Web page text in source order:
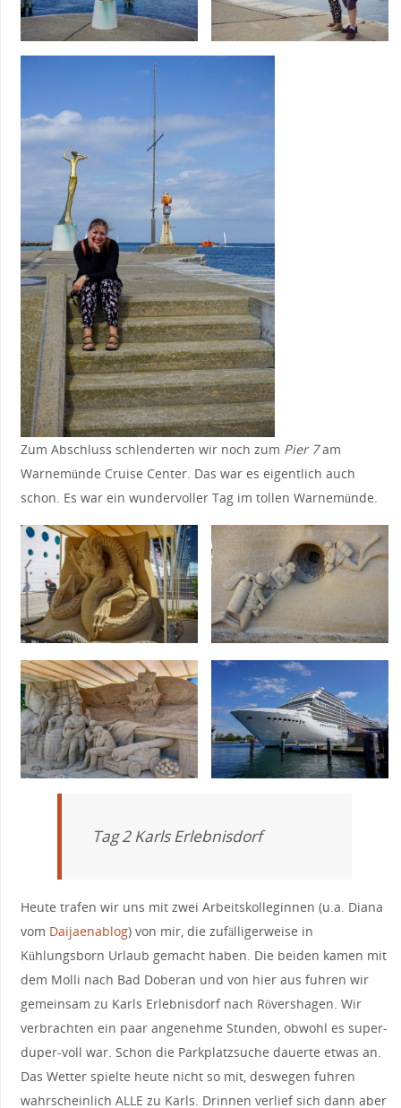
Zum Abschluss schlenderten wir noch zum Pier 7am
Warnemünde Cruise Center. Das war es eigentlich auch
schon. Es war ein wundervoller Tag im tollen Warnemünde.
Tag 2 Karls Erlebnisdorf
Heute trafen wir uns mit zwei Arbeitskolleginnen (u.a. Diana
vom Daijaenablog) von mir, die zufälligerweise in
Kühlungsborn Urlaub gemacht haben. Die beiden kamen mit
dem Molli nach Bad Doberan und von hier aus fuhren wir
gemeinsam zu Karls Erlebnisdorf nach Rövershagen. Wir
verbrachten ein paar angenehme Stunden, obwohl es super-
duper-voll war. Schon die Parkplatzsuche dauerte etwas an.
Das Wetter spielte heute nicht so mit, deswegen fuhren
wahrscheinlich ALLE zu Karls. Drinnen verlief sich dann aber